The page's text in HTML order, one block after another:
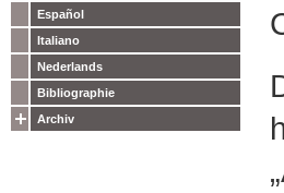
Español
Italiano
Nederlands
Bibliographie
Archiv